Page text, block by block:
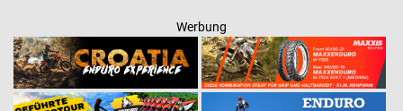
Werbung